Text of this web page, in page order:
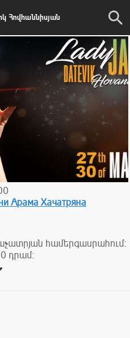
Հովհաննիսյան
Арама Хачатряна
համերգասրահում:
դրամ: